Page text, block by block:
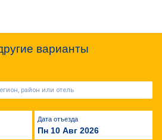
варианты
Дата отъезда
Пн 10 Авг 2026